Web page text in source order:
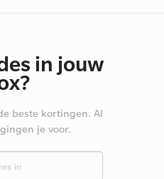
in jouw
beste kortingen. Al
je voor.